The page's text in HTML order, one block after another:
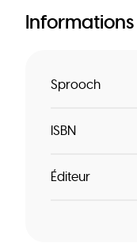
Informations
Sprooch
ISBN
Éditeur